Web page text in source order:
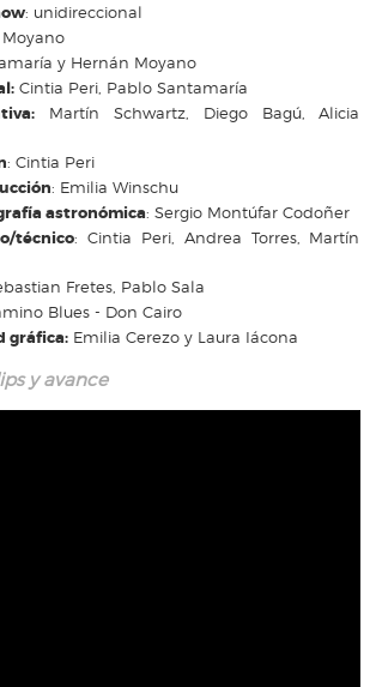
: unidireccional
y Hernán Moyano
Cintia Peri, Pablo Santamaría
Martín Schwartz, Diego Bagú, Alicia
: Cintia Peri
: Emilia Winschu
astronómica: Sergio Montúfar Codoñer
técnico: Cintia Peri, Andrea Torres, Martín
Fretes, Pablo Sala
Blues - Don Cairo
gráfica: Emilia Cerezo y Laura Iácona
y avance